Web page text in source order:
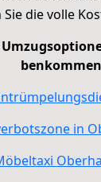
Sie die volle
in